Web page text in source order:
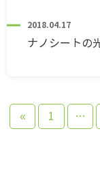
2018.04.17
ナノシートの
« 1 …